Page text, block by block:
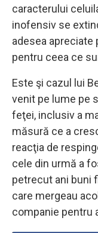
caracterului
inofensiv se
adesea apreciate
pentru ceea ce
Este şi cazul lui
venit pe lume pe
feţei, inclusiv a
măsură ce a
reacţia de
cele din urmă a
petrecut ani buni
care mergeau
companie pentru